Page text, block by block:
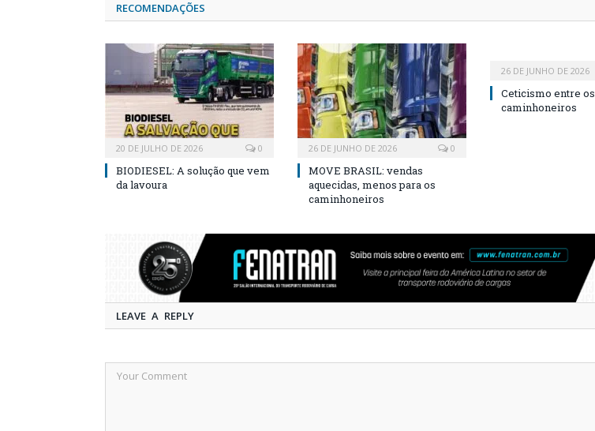
RECOMENDAÇÕES
20 DE JULHO DE 2026 0
BIODIESEL: A solução que vem
da lavoura
26 DE JUNHO DE 2026 0
MOVE BRASIL: vendas
aquecidas, menos para os
caminhoneiros
26 DE JUNHO DE 2026
Ceticismo entre os
caminhoneiros
LEAVE A REPLY